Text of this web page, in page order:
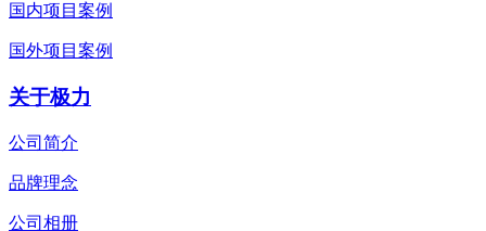
国内项目案例
国外项目案例
关于极力
公司简介
品牌理念
公司相册